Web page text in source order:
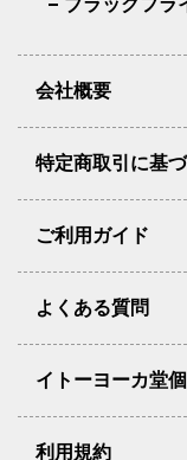
ブラックフラ
会社概要
特定商取引に基
ご利用ガイド
よくある質問
イトーヨーカ堂
利用規約